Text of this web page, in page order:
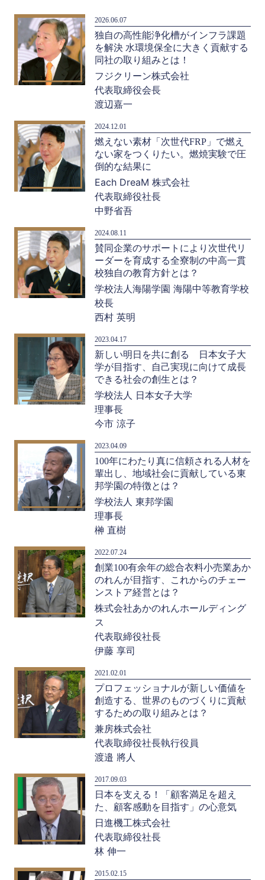
2026.06.07
独自の高性能浄化槽がインフラ課題
を解決 水環境保全に大きく貢献する
同社の取り組みとは！
フジクリーン株式会社
代表取締役会長
渡辺嘉一
2024.12.01
燃えない素材「次世代FRP」で燃え
ない家をつくりたい。燃焼実験で圧
倒的な結果に
Each DreaM 株式会社
代表取締役社長
中野省吾
2024.08.11
賛同企業のサポートにより次世代リ
ーダーを育成する全寮制の中高一貫
校独自の教育方針とは？
学校法人海陽学園 海陽中等教育学校
校長
西村 英明
2023.04.17
新しい明日を共に創る 日本女子大
学が目指す、自己実現に向けて成長
できる社会の創生とは？
学校法人 日本女子大学
理事長
今市 涼子
2023.04.09
100年にわたり真に信頼される人材を
輩出し、地域社会に貢献している東
邦学園の特徴とは？
学校法人 東邦学園
理事長
榊 直樹
2022.07.24
創業100有余年の総合衣料小売業あか
のれんが目指す、これからのチェー
ンストア経営とは？
株式会社あかのれんホールディング
ス
代表取締役社長
伊藤 享司
2021.02.01
プロフェッショナルが新しい価値を
創造する、世界のものづくりに貢献
するための取り組みとは？
兼房株式会社
代表取締役社長執行役員
渡邉 將人
2017.09.03
日本を支える！「顧客満足を超え
た、顧客感動を目指す」の心意気
日進機工株式会社
代表取締役社長
林 伸一
2015.02.15